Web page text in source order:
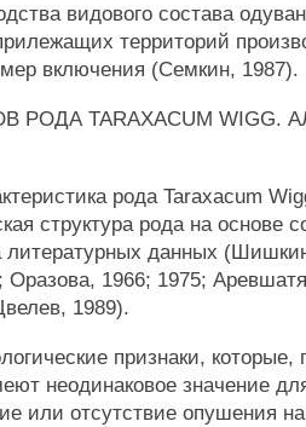
видового состава
территорий
включения (Семкин, 1987).
РОДА TARAXACUM WIGG.
рода Taraxacum
структура рода на основе
данных
Оразова, 1966; 1975;
1989).
признаки,
неодинаковое значение
или отсутствие опушения